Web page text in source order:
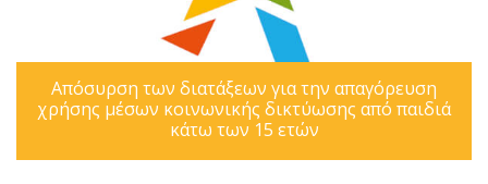
Απόσυρση των διατάξεων για την απαγόρευση
χρήσης μέσων κοινωνικής δικτύωσης από παιδιά
κάτω των 15 ετών